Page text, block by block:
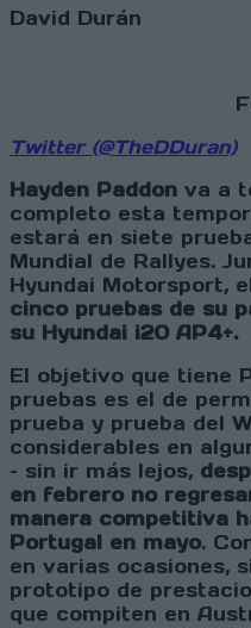
David Durán
Twitter (@TheDDuran)
Hayden Paddon va a
completo esta
estará en siete
Mundial de Rallyes.
Hyundai Motorsport,
cinco pruebas de su
su Hyundai i20 AP4+.
El objetivo que tiene
pruebas es el de
prueba y prueba del
considerables en
– sin ir más lejos,
en febrero no
manera competitiva
Portugal en mayo.
en varias ocasiones,
prototipo de
que compiten en